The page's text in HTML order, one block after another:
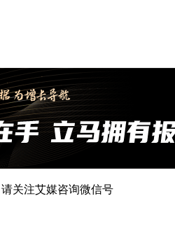
关注艾媒咨询微信号